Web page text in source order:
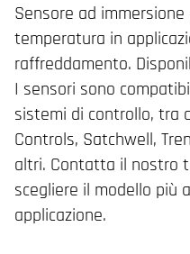
Sensore ad
temperatura in
raffreddamento.
I sensori sono
sistemi di controllo, tra
Controls, Satchwell,
altri. Contatta il nostro
scegliere il modello più
applicazione.